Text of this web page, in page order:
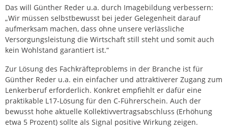
Das will Günther Reder u.a. durch Imagebildung verbessern:
„Wir müssen selbstbewusst bei jeder Gelegenheit darauf
aufmerksam machen, dass ohne unsere verlässliche
Versorgungsleistung die Wirtschaft still steht und somit auch
kein Wohlstand garantiert ist.“
Zur Lösung des Fachkräfteproblems in der Branche ist für
Günther Reder u.a. ein einfacher und attraktiverer Zugang zum
Lenkerberuf erforderlich. Konkret empfiehlt er dafür eine
praktikable L17-Lösung für den C-Führerschein. Auch der
bewusst hohe aktuelle Kollektivvertragsabschluss (Erhöhung
etwa 5 Prozent) sollte als Signal positive Wirkung zeigen.